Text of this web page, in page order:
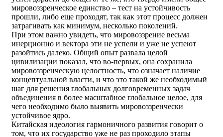
мировоззренческое единство – тест на устойчивость
прошли, либо еще проходят, так как этот процесс должен
затрагивать как минимум, несколько поколений.
При этом важно увидеть, что мировоззрение весьма
инерционно и вектора эти не успели и уже не успеют
разойтись далеко. Общий опыт развала целой
цивилизации показал, что во-первых, она сохранила
мировоззренческую целостность, что означает наличие
концептуальной власти, и что это такой же необходимый
шаг для решения глобальных долговременных задач
объединения в более масштабное глобальное целое, для
чего необходимо было выявить мировоззренчески
устойчивое ядро.
Китайская идеология гармоничного развития говорит о
том, что их государство уже не раз проходило этапы